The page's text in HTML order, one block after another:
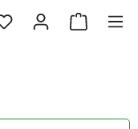
Du hast 0 Produkte